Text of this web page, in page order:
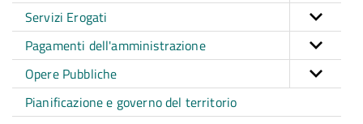
Servizi Erogati
Pagamenti dell'amministrazione
Opere Pubbliche
Pianificazione e governo del territorio